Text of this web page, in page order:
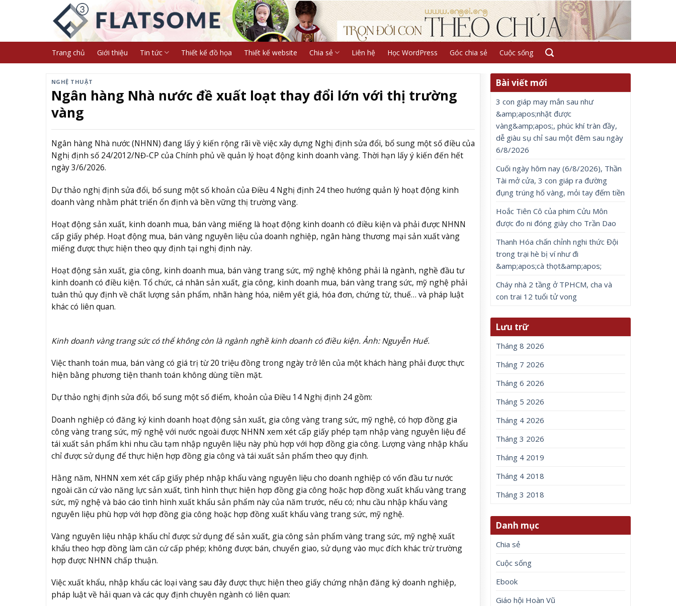
Trang chủ Giới thiệu Tin tức Thiết kế đồ họa Thiết kế website Chia sẻ Liên hệ Học WordPress Góc chia sẻ Cuộc sống
NGHỆ THUẬT
Ngân hàng Nhà nước đề xuất loạt thay đổi lớn với thị trường
vàng
Ngân hàng Nhà nước (NHNN) đang lấy ý kiến rộng rãi về việc xây dựng Nghị định sửa đổi, bổ sung một số điều của
Nghị định số 24/2012/NĐ-CP của Chính phủ về quản lý hoạt động kinh doanh vàng. Thời hạn lấy ý kiến đến hết
ngày 3/6/2026.
Dự thảo nghị định sửa đổi, bổ sung một số khoản của Điều 4 Nghị định 24 theo hướng quản lý hoạt động kinh
doanh vàng nhằm phát triển ổn định và bền vững thị trường vàng.
Hoạt động sản xuất, kinh doanh mua, bán vàng miếng là hoạt động kinh doanh có điều kiện và phải được NHNN
cấp giấy phép. Hoạt động mua, bán vàng nguyên liệu của doanh nghiệp, ngân hàng thương mại sản xuất vàng
miếng được thực hiện theo quy định tại nghị định này.
Hoạt động sản xuất, gia công, kinh doanh mua, bán vàng trang sức, mỹ nghệ không phải là ngành, nghề đầu tư
kinh doanh có điều kiện. Tổ chức, cá nhân sản xuất, gia công, kinh doanh mua, bán vàng trang sức, mỹ nghệ phải
tuân thủ quy định về chất lượng sản phẩm, nhãn hàng hóa, niêm yết giá, hóa đơn, chứng từ, thuế… và pháp luật
khác có liên quan.
Kinh doanh vàng trang sức có thể không còn là ngành nghề kinh doanh có điều kiện. Ảnh: Nguyễn Huế.
Việc thanh toán mua, bán vàng có giá trị từ 20 triệu đồng trong ngày trở lên của một khách hàng phải được thực
hiện bằng phương tiện thanh toán không dùng tiền mặt.
Dự thảo nghị định sửa đổi, bổ sung một số điểm, khoản của Điều 14 Nghị định 24 gồm:
Doanh nghiệp có đăng ký kinh doanh hoạt động sản xuất, gia công vàng trang sức, mỹ nghệ, có hợp đồng gia
công vàng trang sức, mỹ nghệ với nước ngoài được NHNN xem xét cấp giấy phép tạm nhập vàng nguyên liệu để
tái xuất sản phẩm khi nhu cầu tạm nhập nguyên liệu này phù hợp với hợp đồng gia công. Lượng vàng nhập khẩu
chỉ được sử dụng để thực hiện hợp đồng gia công và tái xuất sản phẩm theo quy định.
Hằng năm, NHNN xem xét cấp giấy phép nhập khẩu vàng nguyên liệu cho doanh nghiệp có vốn đầu tư nước
ngoài căn cứ vào năng lực sản xuất, tình hình thực hiện hợp đồng gia công hoặc hợp đồng xuất khẩu vàng trang
sức, mỹ nghệ và báo cáo tình hình xuất khẩu sản phẩm này của năm trước, nếu có; nhu cầu nhập khẩu vàng
nguyên liệu phù hợp với hợp đồng gia công hoặc hợp đồng xuất khẩu vàng trang sức, mỹ nghệ.
Vàng nguyên liệu nhập khẩu chỉ được sử dụng để sản xuất, gia công sản phẩm vàng trang sức, mỹ nghệ xuất
khẩu theo hợp đồng làm căn cứ cấp phép; không được bán, chuyển giao, sử dụng vào mục đích khác trừ trường
hợp được NHNN chấp thuận.
Việc xuất khẩu, nhập khẩu các loại vàng sau đây được thực hiện theo giấy chứng nhận đăng ký doanh nghiệp,
pháp luật về hải quan và các quy định chuyên ngành có liên quan:
Bài viết mới
3 con giáp may mắn sau như
&amp;apos;nhặt được
vàng&amp;apos;, phúc khí tràn đầy,
dễ giàu sụ chỉ sau một đêm sau ngày
6/8/2026
Cuối ngày hôm nay (6/8/2026), Thần
Tài mở cửa, 3 con giáp ra đường
đụng trúng hố vàng, mỏi tay đếm tiền
Hoắc Tiên Cô của phim Cửu Môn
được đo ni đóng giày cho Trần Dao
Thanh Hóa chấn chỉnh nghi thức Đội
trong trại hè bị ví như đi
&amp;apos;cà thọt&amp;apos;
Cháy nhà 2 tầng ở TPHCM, cha và
con trai 12 tuổi tử vong
Lưu trữ
Tháng 8 2026
Tháng 7 2026
Tháng 6 2026
Tháng 5 2026
Tháng 4 2026
Tháng 3 2026
Tháng 4 2019
Tháng 4 2018
Tháng 3 2018
Danh mục
Chia sẻ
Cuộc sống
Ebook
Giáo hội Hoàn Vũ